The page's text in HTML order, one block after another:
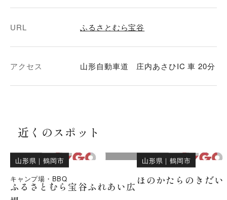
URL ふるさとむら宝谷
アクセス 山形自動車道 庄内あさひIC 車 20分
近くのスポット
山形県 ｜鶴岡市
キャンプ場・BBQ
ふるさとむら宝谷ふれあい広
山形県 ｜鶴岡市
ほのかたらのきだい